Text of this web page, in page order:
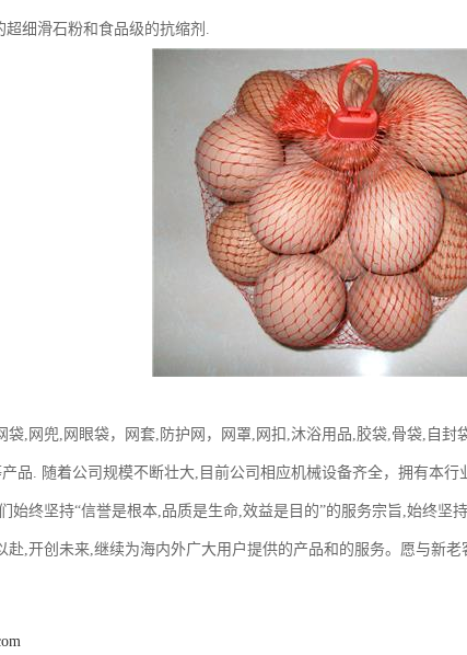
超细滑石粉和食品级的抗缩剂.
袋,网兜,网眼袋，网套,防护网，网罩,网扣,沐浴用品,胶袋,骨袋,自封
品. 随着公司规模不断壮大,目前公司相应机械设备齐全，拥有本
始终坚持“信誉是根本,品质是生命,效益是目的”的服务宗旨,始终坚
赴,开创未来,继续为海内外广大用户提供的产品和的服务。愿与新老